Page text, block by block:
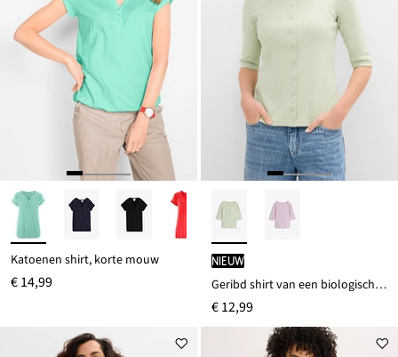
Katoenen shirt, korte mouw
€ 14,99
Nieuw
Geribd shirt van een biologisch katoenmix
€ 12,99